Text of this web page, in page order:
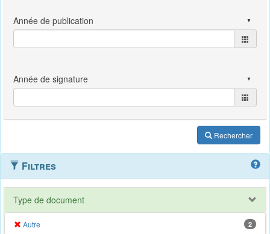
Rechercher
Filtres
Type de document
Autre 2